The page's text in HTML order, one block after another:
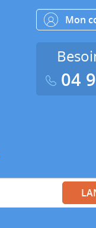
Mon
04